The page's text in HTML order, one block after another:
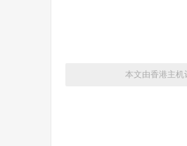
本文由香港主机